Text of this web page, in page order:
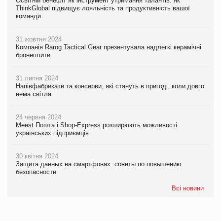
ThinkGlobal підвищує лояльність та продуктивність вашої
команди
31 жовтня 2024
Компанія Rarog Tactical Gear презентувала надлегкі керамічні
бронеплити
31 липня 2024
Напівфабрикати та консерви, які стануть в пригоді, коли довго
нема світла
24 червня 2024
Meest Пошта і Shop-Express розширюють можливості
українських підприємців
30 квітня 2024
Защита данных на смартфонах: советы по повышению
безопасности
Всі новини